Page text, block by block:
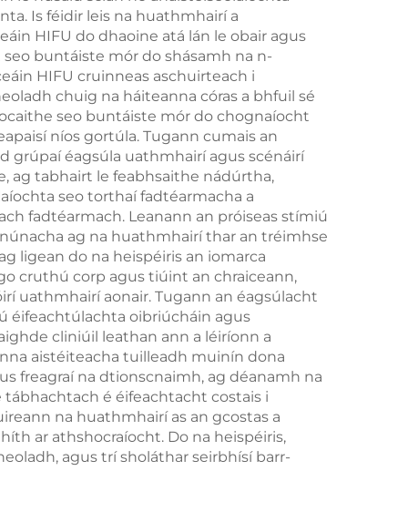
Is féidir leis na huathmhairí a
HIFU do dhaoine atá lán le obair agus
buntáiste mór do shásamh na n-
HIFU cruinneas aschuirteach i
chuig na háiteanna córas a bhfuil sé
seo buntáiste mór do chognaíocht
níos gortúla. Tugann cumais an
grúpaí éagsúla uathmhairí agus scénáirí
ag tabhairt le feabhsaithe nádúrtha,
seo torthaí fadtéarmacha a
fadtéarmach. Leanann an próiseas stímiú
ag na huathmhairí thar an tréimhse
ligean do na heispéiris an iomarca
cruthú corp agus tiúint an chraiceann,
uathmhairí aonair. Tugann an éagsúlacht
éifeachtúlachta oibriúcháin agus
cliniúil leathan ann a léiríonn a
aistéiteacha tuilleadh muinín dona
freagraí na dtionscnaimh, ag déanamh na
tábhachtach é éifeachtacht costais i
na huathmhairí as an gcostas a
ar athshocraíocht. Do na heispéiris,
agus trí sholáthar seirbhísí barr-